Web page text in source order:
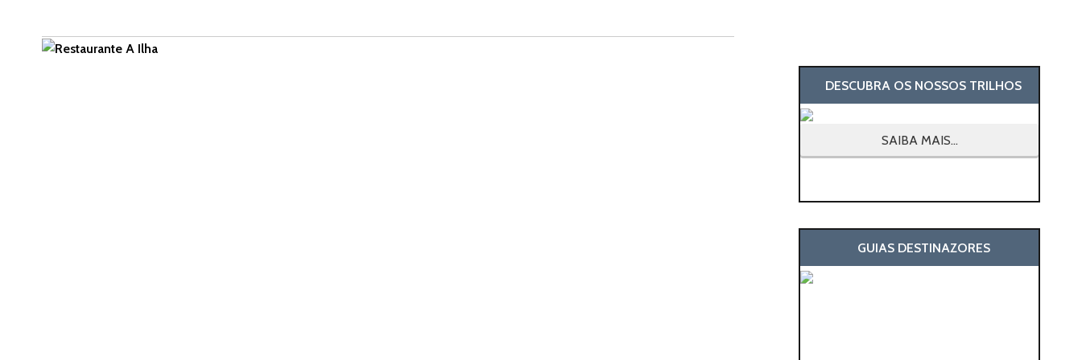
DESCUBRA OS NOSSOS TRILHOS
SAIBA MAIS...
GUIAS DESTINAZORES